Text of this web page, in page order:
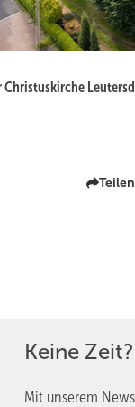
Christus­kirche
Teilen
Keine
Mit unserem